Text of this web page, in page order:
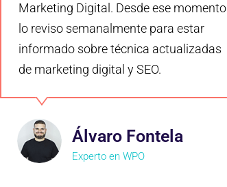
Marketing Digital. Desde ese momento
lo reviso semanalmente para estar
informado sobre técnica actualizadas
de marketing digital y SEO.
Álvaro Fontela
Experto en WPO